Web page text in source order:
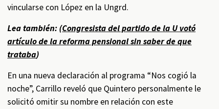
vincularse con López en la Ungrd.
Lea también: (Congresista del partido de la U votó
artículo de la reforma pensional sin saber de que
trataba)
En una nueva declaración al programa “Nos cogió la
noche”, Carrillo reveló que Quintero personalmente le
solicitó omitir su nombre en relación con este